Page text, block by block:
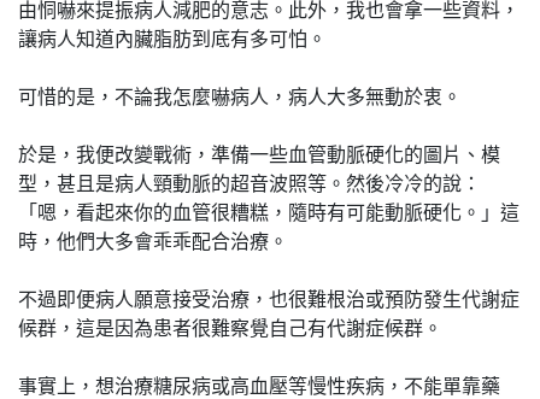
由恫嚇來提振病人減肥的意志。此外，我也會拿一些資料，
讓病人知道內臟脂肪到底有多可怕。
可惜的是，不論我怎麼嚇病人，病人大多無動於衷。
於是，我便改變戰術，準備一些血管動脈硬化的圖片、模
型，甚且是病人頸動脈的超音波照等。然後冷冷的說：
「嗯，看起來你的血管很糟糕，隨時有可能動脈硬化。」這
時，他們大多會乖乖配合治療。
不過即便病人願意接受治療，也很難根治或預防發生代謝症
候群，這是因為患者很難察覺自己有代謝症候群。
事實上，想治療糖尿病或高血壓等慢性疾病，不能單靠藥